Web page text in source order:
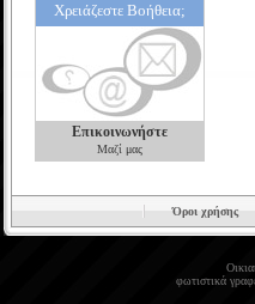
Χρειάζεστε Βοήθεια;
Επικοινωνήστε
Μαζί μας
Όροι χρήσης
φωτιστικά